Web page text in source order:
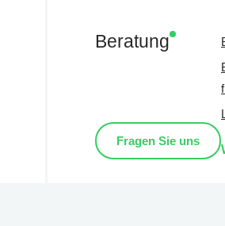
Beratung
Fragen Sie uns